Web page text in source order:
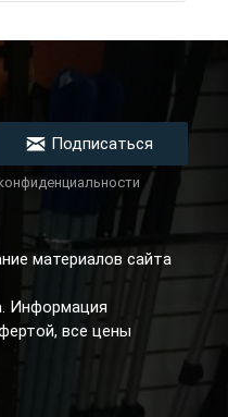
Подписаться
материалов сайта
Информация
все цены